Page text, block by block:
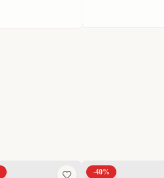
-40%